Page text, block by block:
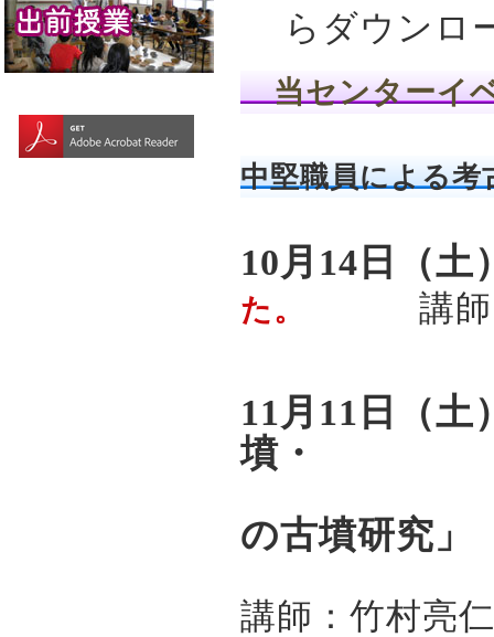
らダウンロ
当センターイ
中堅職員による考
10月14日（土
た。 講師
11月11日（
墳・
の古墳研究」
講師：竹村亮